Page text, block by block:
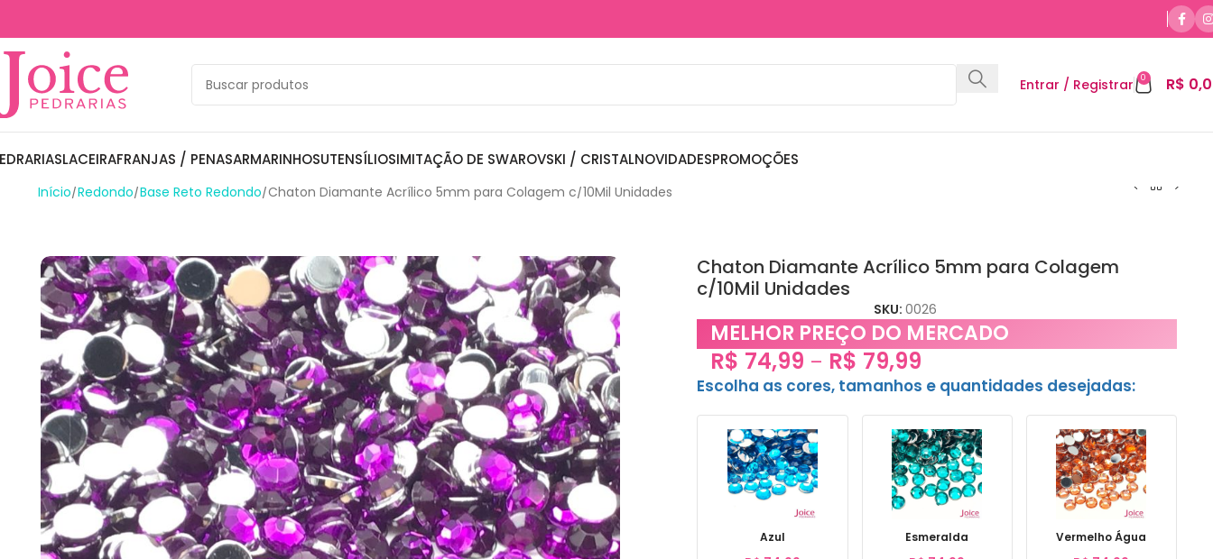
Entrar / Registrar 0 R$
LACEIRAFRANJAS / PENASARMARINHOSUTENSÍLIOSIMITAÇÃO DE SWAROVSKI / CRISTALNOVIDADESPROMOÇÕES
Início Redondo Base Reto Redondo Chaton Diamante Acrílico 5mm para Colagem c/10Mil Unidades
Chaton Diamante Acrílico 5mm para Colagem
c/10Mil Unidades
SKU:0026
MELHOR PREÇO DO MERCADO
R$ 74,99 – R$ 79,99
Escolha as cores, tamanhos e quantidades desejadas:
Azul Esmeralda Vermelho Água